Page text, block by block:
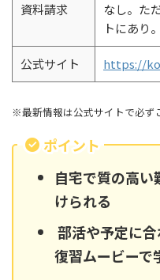
資料請求
なし。た
トにあり。
公式サイト https://
※最新情報は公式サイトで必ず
ポイント
自宅で質の高
けられる
部活や予定に合
復習ムービーで